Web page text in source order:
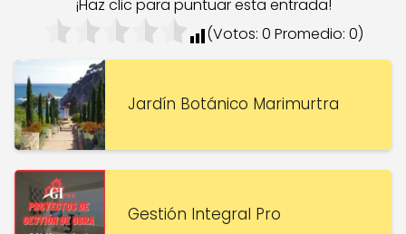
¡Haz clic para puntuar esta entrada!
(Votos: 0 Promedio: 0)
Jardín Botánico Marimurtra
Gestión Integral Pro